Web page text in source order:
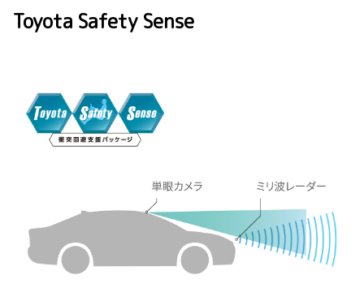
Toyota Safety Sense